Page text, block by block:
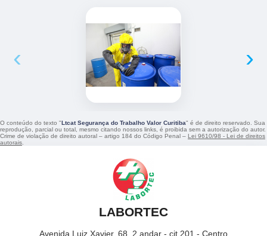
‹ ›
O conteúdo do texto "Ltcat Segurança do Trabalho Valor Curitiba" é de direito reservado. Sua
reprodução, parcial ou total, mesmo citando nossos links, é proibida sem a autorização do autor.
Crime de violação de direito autoral – artigo 184 do Código Penal – Lei 9610/98 - Lei de direitos
autorais.
LABORTEC
Avenida Luiz Xavier, 68, 2 andar - cjt 201 - Centro